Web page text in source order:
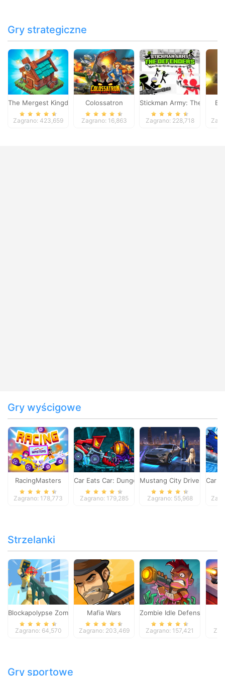
Gry strategiczne
The Mergest Kingdom
Zagrano: 423,659
Colossatron
Zagrano: 16,863
Stickman Army: The
Zagrano: 228,718
Gry wyścigowe
RacingMasters
Zagrano: 178,773
Car Eats Car: Dungeon Adventure
Zagrano: 179,285
Mustang City Driver
Zagrano: 55,968
Car
Strzelanki
Blockapolypse Zombie Shooter
Zagrano: 64,570
Mafia Wars
Zagrano: 203,469
Zombie Idle Defense
Zagrano: 157,421
Gry sportowe